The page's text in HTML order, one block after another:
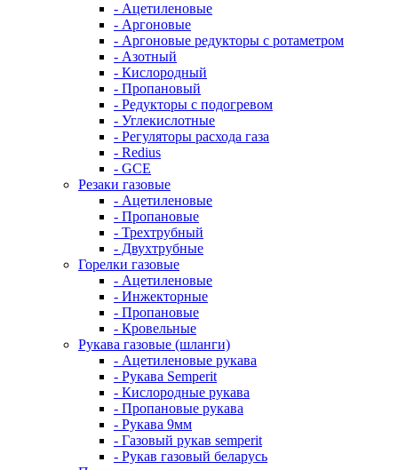
- Ацетиленовые
- Аргоновые
- Аргоновые редукторы с ротаметром
- Азотный
- Кислородный
- Пропановый
- Редукторы с подогревом
- Углекислотные
- Регуляторы расхода газа
- Redius
- GCE
Резаки газовые
- Ацетиленовые
- Пропановые
- Трехтрубный
- Двухтрубные
Горелки газовые
- Ацетиленовые
- Инжекторные
- Пропановые
- Кровельные
Рукава газовые (шланги)
- Ацетиленовые рукава
- Рукава Semperit
- Кислородные рукава
- Пропановые рукава
- Рукава 9мм
- Газовый рукав semperit
- Рукав газовый беларусь